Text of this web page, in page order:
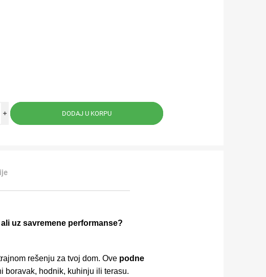
i
uz savremene performanse?
rešenju za tvoj dom. Ove podne
boravak, hodnik, kuhinju ili terasu.